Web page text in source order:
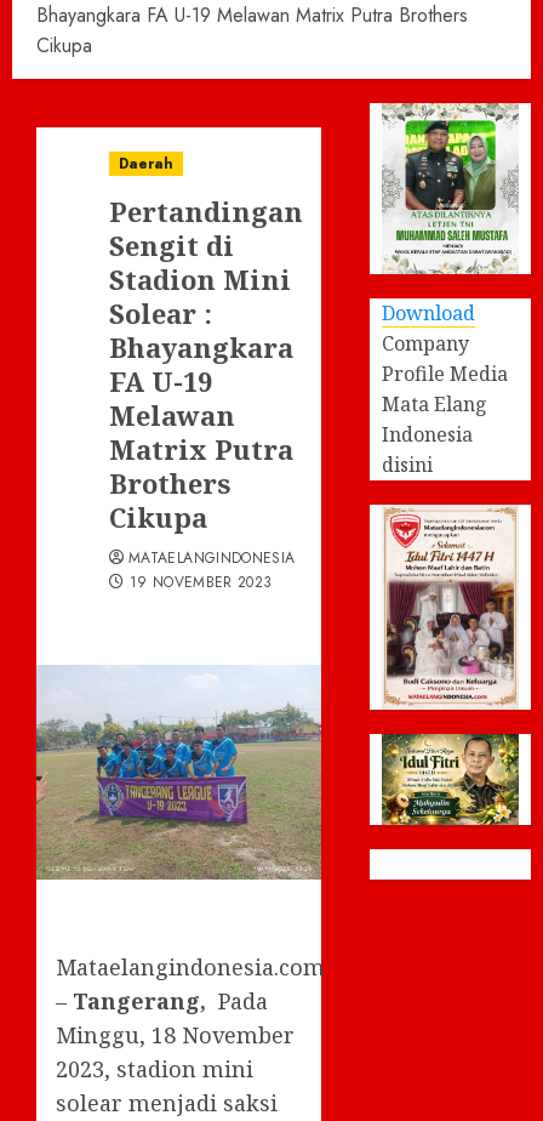
Bhayangkara FA U-19 Melawan Matrix Putra Brothers
Cikupa
Daerah
Pertandingan
Sengit di
Stadion Mini
Solear :
Bhayangkara
FA U-19
Melawan
Matrix Putra
Brothers
Cikupa
MATAELANGINDONESIA
19 NOVEMBER 2023
Mataelangindonesia.com
– Tangerang, Pada
Minggu, 18 November
2023, stadion mini
solear menjadi saksi
Download
Company
Profile Media
Mata Elang
Indonesia
disini